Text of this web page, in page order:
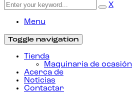
X
Menu
Toggle navigation
Tienda
Maquinaria de ocasión
Acerca de
Noticias
Contactar